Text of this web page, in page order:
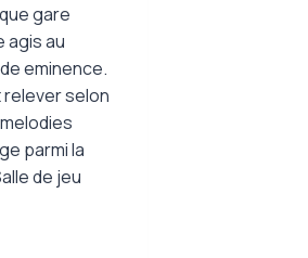
gare
agis au
eminence.
relever selon
parmi la
de jeu